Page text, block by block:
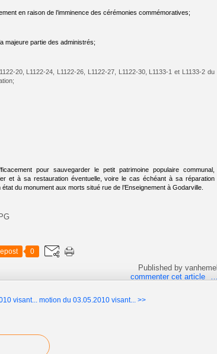
en raison de l’imminence des cérémonies commémoratives;
majeure partie des administrés;
L1122‑24, L1122‑26, L1122‑27, L1122‑30, L1133-1 et L1133-2 du
pour sauvegarder le petit patrimoine populaire communal,
et à sa restauration éventuelle, voire le cas échéant à sa réparation
du monument aux morts situé rue de l’Enseignement à Godarville.
0
Published by vanhemel
commenter cet article
visant... motion du 03.05.2010 visant... >>